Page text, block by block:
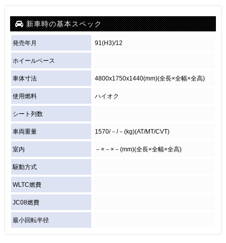
新車時の基本スペック
発売年月 91(H3)/12
ホイールベース
車体寸法 4800x1750x1440(mm)(全長×全幅×全高)
使用燃料 ハイオク
シート列数
車両重量 1570/－/－(kg)(AT/MT/CVT)
室内 －×－×－(mm)(全長×全幅×全高)
駆動方式
WLTC燃費
JC08燃費
最小回転半径